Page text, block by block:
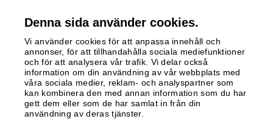
Storbritannien
Tyskland
Österrike
Betalningar
Denna sida använder cookies.
Vi använder cookies för att anpassa innehåll och
annonser, för att tillhandahålla sociala mediefunktioner
och för att analysera vår trafik. Vi delar också
information om din användning av vår webbplats med
våra sociala medier, reklam- och analyspartner som
kan kombinera den med annan information som du har
gett dem eller som de har samlat in från din
användning av deras tjänster.